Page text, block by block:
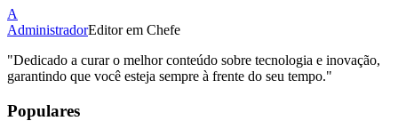
A
AdministradorEditor em Chefe
"Dedicado a curar o melhor conteúdo sobre tecnologia e inovação,
garantindo que você esteja sempre à frente do seu tempo."
Populares